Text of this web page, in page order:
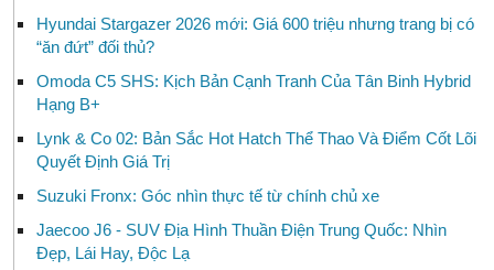
Hyundai Stargazer 2026 mới: Giá 600 triệu nhưng trang bị có
“ăn đứt” đối thủ?
Omoda C5 SHS: Kịch Bản Cạnh Tranh Của Tân Binh Hybrid
Hạng B+
Lynk & Co 02: Bản Sắc Hot Hatch Thể Thao Và Điểm Cốt Lõi
Quyết Định Giá Trị
Suzuki Fronx: Góc nhìn thực tế từ chính chủ xe
Jaecoo J6 - SUV Địa Hình Thuần Điện Trung Quốc: Nhìn
Đẹp, Lái Hay, Độc Lạ